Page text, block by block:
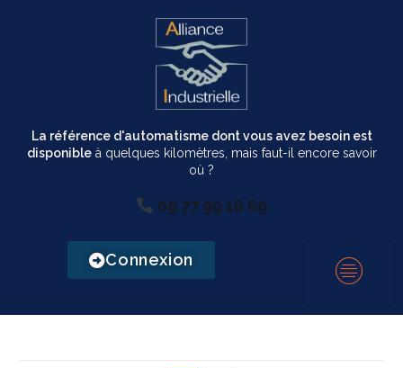
La référence d'automatisme dont vous avez besoin est
disponibleà quelques kilomètres, mais faut-il encore savoir
où ?
09 77 99 16 69
Connexion